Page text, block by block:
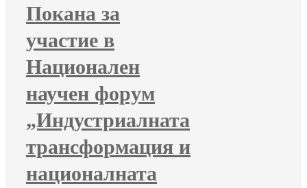
Покана за
участие в
Национален
научен форум
„Индустриалната
трансформация и
националната